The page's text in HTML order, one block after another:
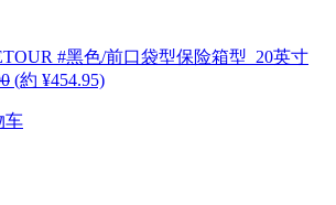
#黑色/前口袋型保险箱型_20英寸
(約 ¥454.95)
车